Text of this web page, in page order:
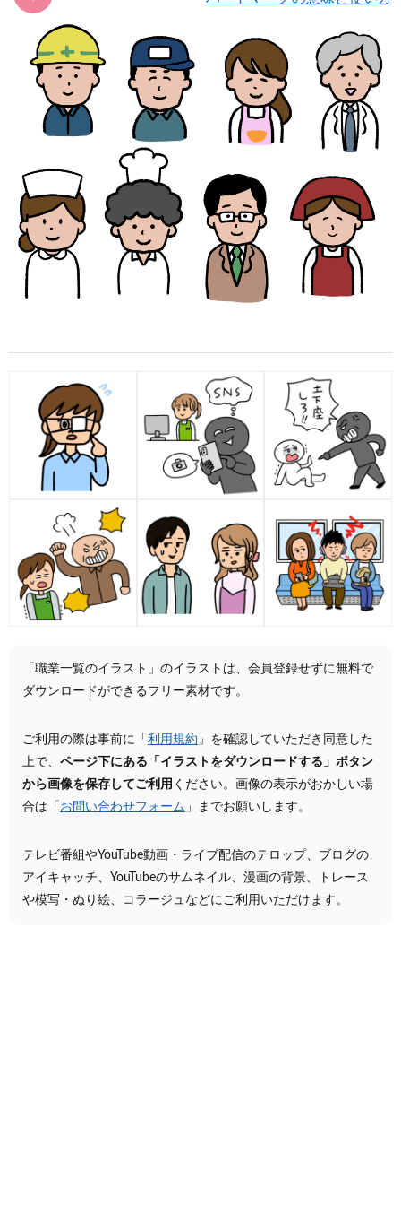
「職業一覧のイラスト」のイラストは、会員登録せずに無料で
ダウンロードができるフリー素材です。
ご利用の際は事前に「 利用規約 」を確認していただき同意した
上で、 ページ下にある「イラストをダウンロードする」ボタン
から画像を保存してご利用 ください。画像の表示がおかしい場
合は「 お問い合わせフォーム 」までお願いします。
テレビ番組やYouTube動画・ライブ配信のテロップ、ブログの
アイキャッチ、YouTubeのサムネイル、漫画の背景、トレース
や模写・ぬり絵、コラージュなどにご利用いただけます。